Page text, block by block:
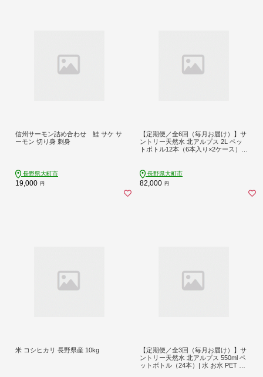
信州サーモン詰め合わせ 鮭 サケ サ
ーモン 切り身 刺身
長野県大町市
19,000 円
【定期便／全6回（毎月お届け）】サ
ントリー天然水 北アルプス 2L ペッ
トボトル12本（6本入り×2ケース）|
気 おすすめ 2リットル 送料無料 定期
便 長野県 大町市
長野県大町市
82,000 円
米 コシヒカリ 長野県産 10kg
【定期便／全3回（毎月お届け）】サ
ントリー天然水 北アルプス 550ml ペ
ットボトル（24本）| 水 お水 PET 飲